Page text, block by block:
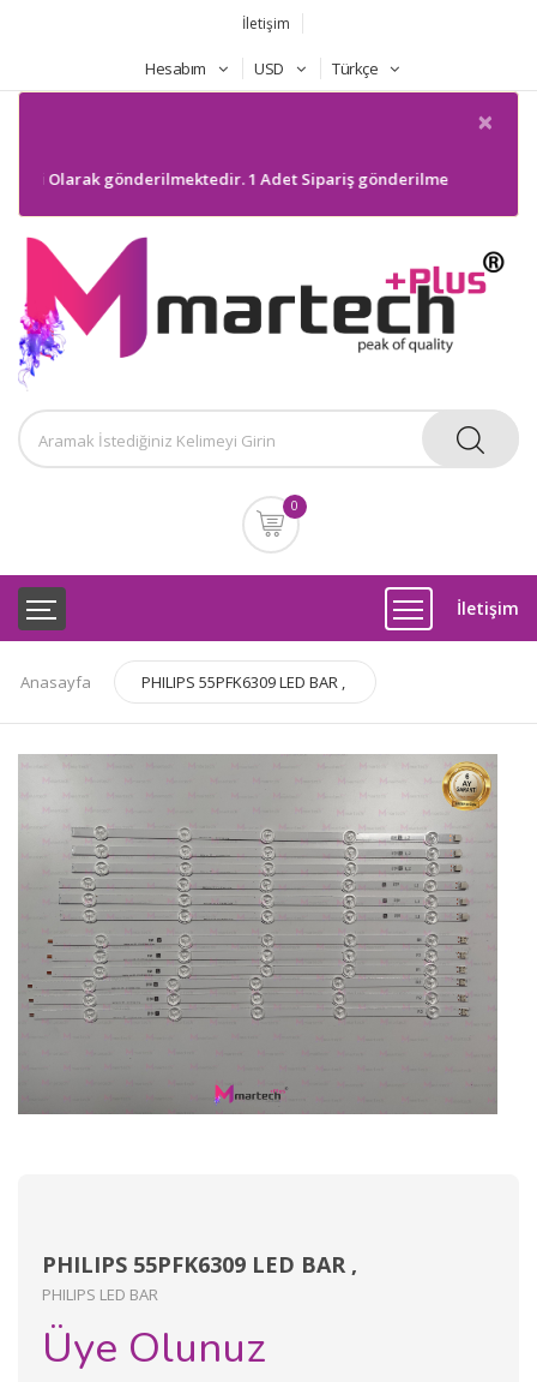
İletişim
Hesabım USD Türkçe
×
Olarak gönderilmektedir. 1 Adet Sipariş gönderilmeyecektir.
0
İletişim
Anasayfa PHILIPS 55PFK6309 LED BAR ,
PHILIPS 55PFK6309 LED BAR ,
PHILIPS LED BAR
Üye Olunuz